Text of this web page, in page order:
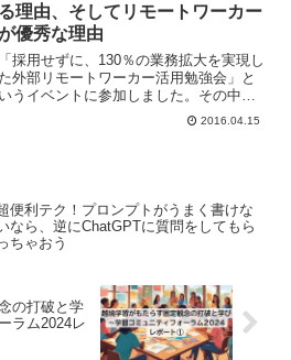
る理由、そしてリモートワーカー
優秀な理由
「採用せずに、130％の業務拡大を実現し
た外部リモートワーカー活用勉強会」と
いうイベントに参加しました。その中か
ら企業がリモートワーカーを利用する理
由、リモートワーカーが優秀な理由につ
2016.04.15
便利テク！プロンプトがうまく書けな
なら、逆にChatGPTに質問をしてもら
ちゃおう
の打破と学
ラム2024レ